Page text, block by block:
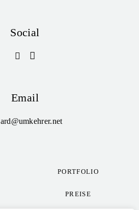
Social
Email
PORTFOLIO
PREISE